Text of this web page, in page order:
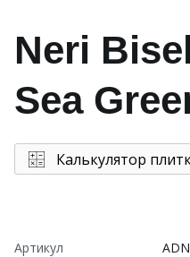
Neri
Sea
Калькулятор
Артикул